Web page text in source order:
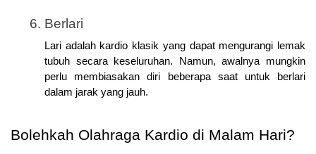
Berlari
Lari adalah kardio klasik yang dapat mengurangi lemak
tubuh secara keseluruhan. Namun, awalnya mungkin
perlu membiasakan diri beberapa saat untuk berlari
dalam jarak yang jauh.
Bolehkah Olahraga Kardio di Malam Hari?